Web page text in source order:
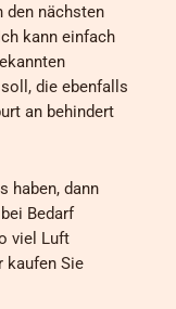
den nächsten
kann einfach
die ebenfalls
an behindert
haben, dann
Bedarf
viel Luft
kaufen Sie